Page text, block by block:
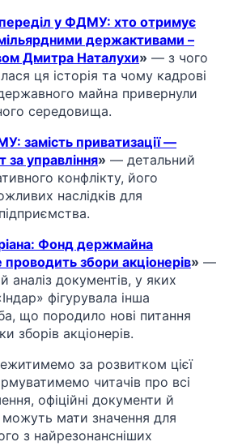
у ФДМУ: хто отримує
держактивами –
Дмитра Наталухи» — з чого
ця історія та чому кадрові
майна привернули
середовища.
замість приватизації —
за управління» — детальний
конфлікту, його
наслідків для
Фонд держмайна
проводить збори акціонерів» —
аналіз документів, у яких
фігурувала інша
що породило нові питання
зборів акціонерів.
за розвитком цієї
читачів про всі
офіційні документи й
можуть мати значення для
з найрезонансніших